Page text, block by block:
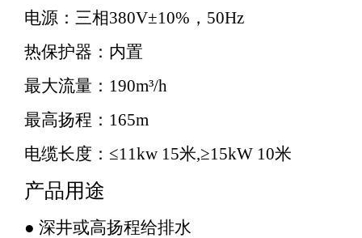
电源：三相380V±10%，50Hz
热保护器：内置
最大流量：190m³/h
最高扬程：165m
电缆长度：≤11kw 15米,≥15kW 10米
产品用途
● 深井或高扬程给排水